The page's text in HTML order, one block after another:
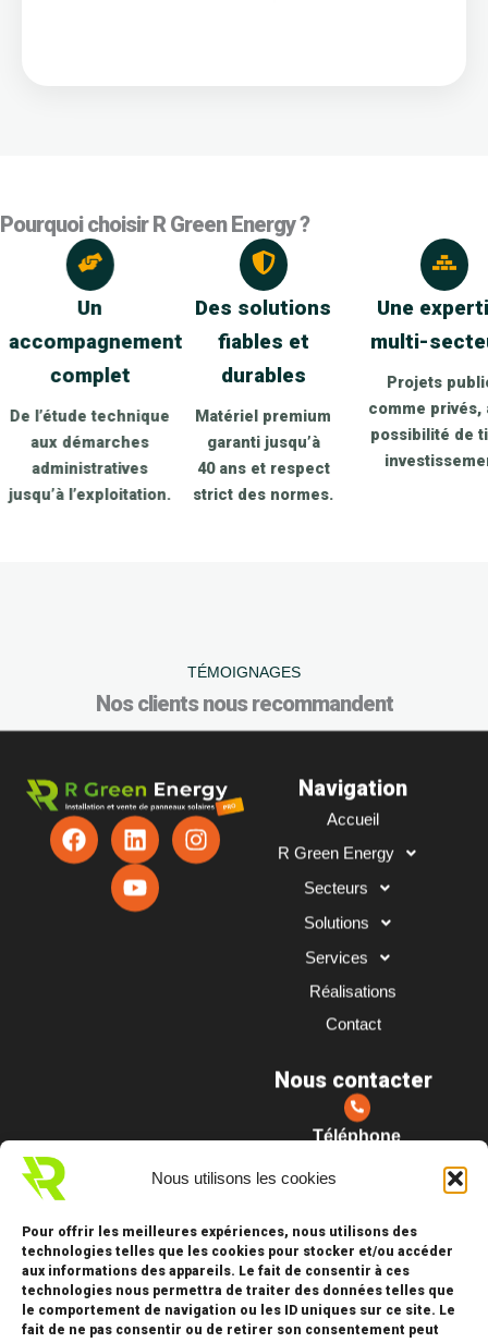
Nous utilisons les cookies
Pour offrir les meilleures expériences, nous utilisons des
technologies telles que les cookies pour stocker et/ou accéder
aux informations des appareils. Le fait de consentir à ces
technologies nous permettra de traiter des données telles que
le comportement de navigation ou les ID uniques sur ce site. Le
fait de ne pas consentir ou de retirer son consentement peut
Pourquoi choisir R Green Energy ?
Un
accompagnement
complet
De l’étude technique
aux démarches
administratives
jusqu’à l’exploitation.
Des solutions
fiables et
durables
Matériel premium
garanti jusqu’à
40 ans et respect
strict des normes.
Une expertise
multi-secteurs
Projets publics
comme privés, avec
possibilité de tiers-
investissement.
TÉMOIGNAGES
Nos clients nous recommandent
F
a
c
L
i
n
k
e
I
n
s
Y
o
u
t
u
Navigation
Accueil
R Green Energy
Secteurs
Solutions
Services
Réalisations
Contact
Nous contacter
Téléphone
contact@rgreen-
energy.com
Adresse